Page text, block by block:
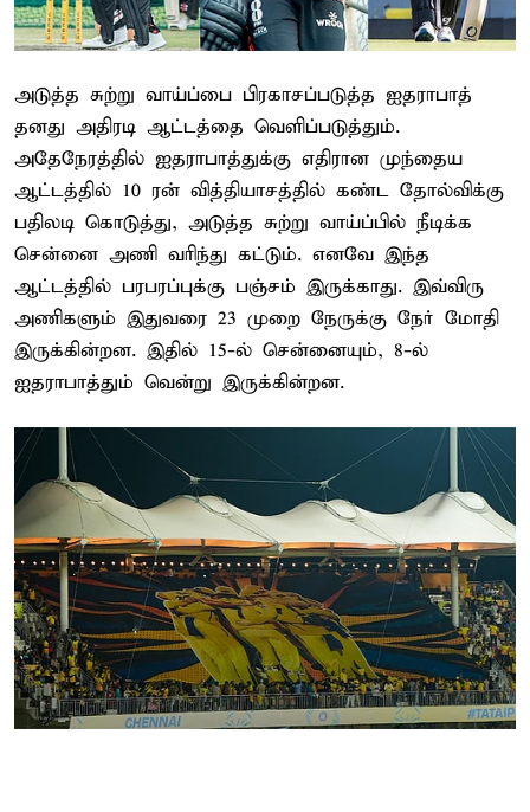
அடுத்த சுற்று வாய்ப்பை பிரகாசப்படுத்த ஐதராபாத்
தனது அதிரடி ஆட்டத்தை வெளிப்படுத்தும்.
அதேநேரத்தில் ஐதராபாத்துக்கு எதிரான முந்தைய
ஆட்டத்தில் 10 ரன் வித்தியாசத்தில் கண்ட தோல்விக்கு
பதிலடி கொடுத்து, அடுத்த சுற்று வாய்ப்பில் நீடிக்க
சென்னை அணி வரிந்து கட்டும். எனவே இந்த
ஆட்டத்தில் பரபரப்புக்கு பஞ்சம் இருக்காது. இவ்விரு
அணிகளும் இதுவரை 23 முறை நேருக்கு நேர் மோதி
இருக்கின்றன. இதில் 15-ல் சென்னையும், 8-ல்
ஐதராபாத்தும் வென்று இருக்கின்றன.